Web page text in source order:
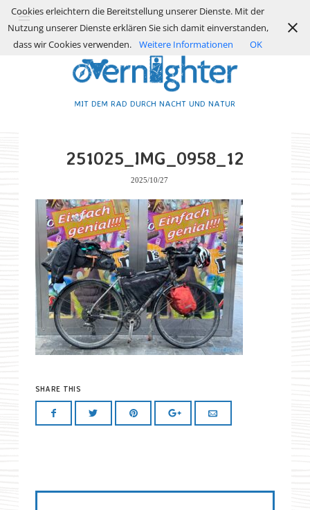
MIT DEM RAD DURCH NACHT UND NATUR
251025_IMG_0958_12
2025/10/27
SHARE THIS
Cookies erleichtern die Bereitstellung unserer Dienste. Mit der
Nutzung unserer Dienste erklären Sie sich damit einverstanden,
dass wir Cookies verwenden.
Weitere Informationen OK